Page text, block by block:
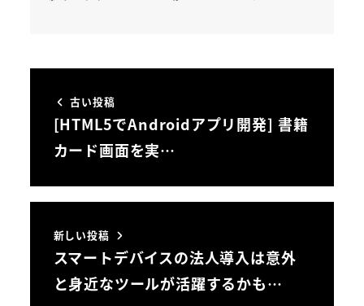
古い投稿
[HTML5でAndroidアプリ開発] 書籍
カード画面を実…
新しい投稿
スマートデバイスの法人導入は意外
と身近なツールが活躍するかも…